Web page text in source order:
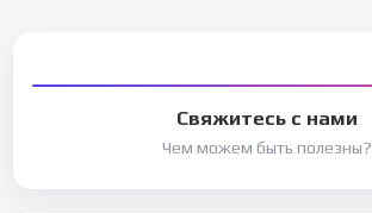
Свяжитесь с нами
Чем можем быть полезны?